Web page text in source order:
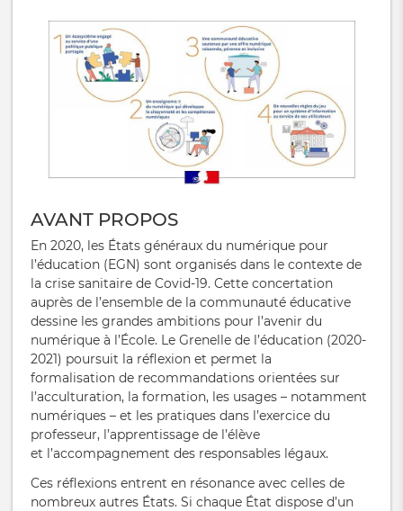
AVANT PROPOS
En 2020, les États généraux du numérique pour
l’éducation (EGN) sont organisés dans le contexte de
la crise sanitaire de Covid-19. Cette concertation
auprès de l’ensemble de la communauté éducative
dessine les grandes ambitions pour l’avenir du
numérique à l’École. Le Grenelle de l’éducation (2020-
2021) poursuit la réflexion et permet la
formalisation de recommandations orientées sur
l’acculturation, la formation, les usages – notamment
numériques – et les pratiques dans l’exercice du
professeur, l’apprentissage de l’élève
et l’accompagnement des responsables légaux.
Ces réflexions entrent en résonance avec celles de
nombreux autres États. Si chaque État dispose d’un